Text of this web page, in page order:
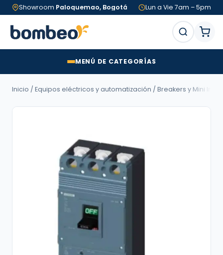
Showroom Paloquemao, Bogotá Lun a Vie 7am – 5pm
MENÚ DE CATEGORÍAS
Inicio / Equipos eléctricos y automatización / Breakers y Mini